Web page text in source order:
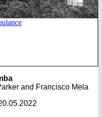
and Francisco Mela